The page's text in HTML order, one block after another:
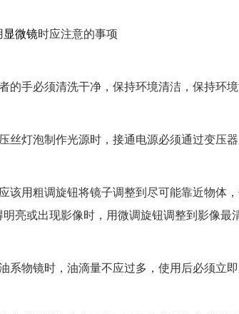
显微镜时应注意的事项
的手必须清洗干净，保持环境清洁，保持环境
丝灯泡制作光源时，接通电源必须通过变压
该用粗调旋钮将镜子调整到尽可能靠近物体
明亮或出现影像时，用微调旋钮调整到影像最
系物镜时，油滴量不应过多，使用后必须立即